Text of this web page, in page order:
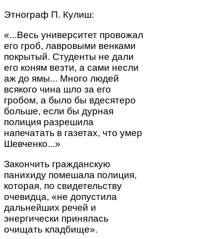
Этнограф П. Кулиш:
«...Весь университет провожал
его гроб, лавровыми венками
покрытый. Студенты не дали
его коням везти, а сами несли
аж до ямы... Много людей
всякого чина шло за его
гробом, а было бы вдесятеро
больше, если бы дурная
полиция разрешила
напечатать в газетах, что умер
Шевченко...»
Закончить гражданскую
панихиду помешала полиция,
которая, по свидетельству
очевидца, «не допустила
дальнейших речей и
энергически принялась
очищать кладбище».